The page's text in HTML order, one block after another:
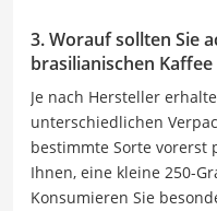
3. Worauf sollten Sie
brasilianischen
Je nach Hersteller
unterschiedlichen
bestimmte Sorte
Ihnen, eine kleine 250-
Konsumieren Sie